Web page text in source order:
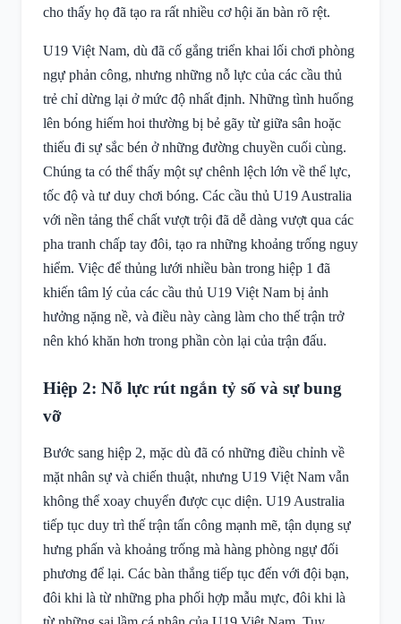
cho thấy họ đã tạo ra rất nhiều cơ hội ăn bàn rõ rệt.
U19 Việt Nam, dù đã cố gắng triển khai lối chơi phòng
ngự phản công, nhưng những nỗ lực của các cầu thủ
trẻ chỉ dừng lại ở mức độ nhất định. Những tình huống
lên bóng hiếm hoi thường bị bẻ gãy từ giữa sân hoặc
thiếu đi sự sắc bén ở những đường chuyền cuối cùng.
Chúng ta có thể thấy một sự chênh lệch lớn về thể lực,
tốc độ và tư duy chơi bóng. Các cầu thủ U19 Australia
với nền tảng thể chất vượt trội đã dễ dàng vượt qua các
pha tranh chấp tay đôi, tạo ra những khoảng trống nguy
hiểm. Việc để thủng lưới nhiều bàn trong hiệp 1 đã
khiến tâm lý của các cầu thủ U19 Việt Nam bị ảnh
hưởng nặng nề, và điều này càng làm cho thế trận trở
nên khó khăn hơn trong phần còn lại của trận đấu.
Hiệp 2: Nỗ lực rút ngắn tỷ số và sự bung
vỡ
Bước sang hiệp 2, mặc dù đã có những điều chỉnh về
mặt nhân sự và chiến thuật, nhưng U19 Việt Nam vẫn
không thể xoay chuyển được cục diện. U19 Australia
tiếp tục duy trì thế trận tấn công mạnh mẽ, tận dụng sự
hưng phấn và khoảng trống mà hàng phòng ngự đối
phương để lại. Các bàn thắng tiếp tục đến với đội bạn,
đôi khi là từ những pha phối hợp mẫu mực, đôi khi là